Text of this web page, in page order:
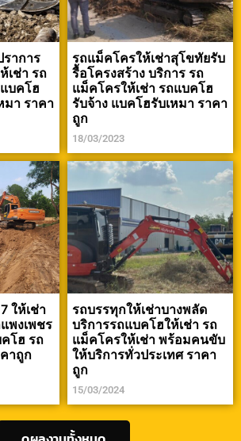
าการ
เช่า รถ
บคโฮ
มา ราคา
รถแม็คโครให้เช่าสุโขทัยรับ
รื้อโครงสร้าง บริการ รถ
แม็คโครให้เช่า รถแบคโฮ
รับจ้าง แบคโฮรับเหมา ราคา
ถูก
18/03/2023
ให้เช่า
พงเพชร
โฮ รถ
าถูก
รถบรรทุกให้เช่าบางพลัด
บริการรถแบคโฮให้เช่า รถ
แม็คโครให้เช่า พร้อมคนขับ
ให้บริการทั่วประเทศ ราคา
ถูก
15/03/2024